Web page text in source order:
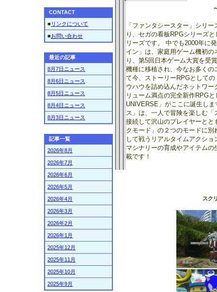
CONTACT
■ リンクについて
■お問い合わせ
最近の記事
8月7日ニュース
8月6日ニュース
8月5日ニュース
8月4日ニュース
8月3日ニュース
記事一覧
2026年8月
2026年7月
2026年6月
2026年5月
2026年4月
2026年3月
2026年2月
2026年1月
2025年12月
2025年11月
2025年10月
2025年9月
「ファンタシースター」シリ
り、セガの看板RPGシリーズ
リーズです。 中でも2000年に
イン」は、家庭用ゲーム機初
り、第5回日本ゲーム大賞を受
機種に移植され、今なお多く
て今、ストーリーRPGとして
ウハウを詰め込んだネットワ
リューム満点の完全新作
UNIVERSE」がここに誕生し
ス」は、一人で冒険を楽しむ
接続して沢山のプレイヤーと
クモード」の２つのモードに
して戦うリアルタイムアクシ
マシナリーの育成やアイテム
載です！
スク